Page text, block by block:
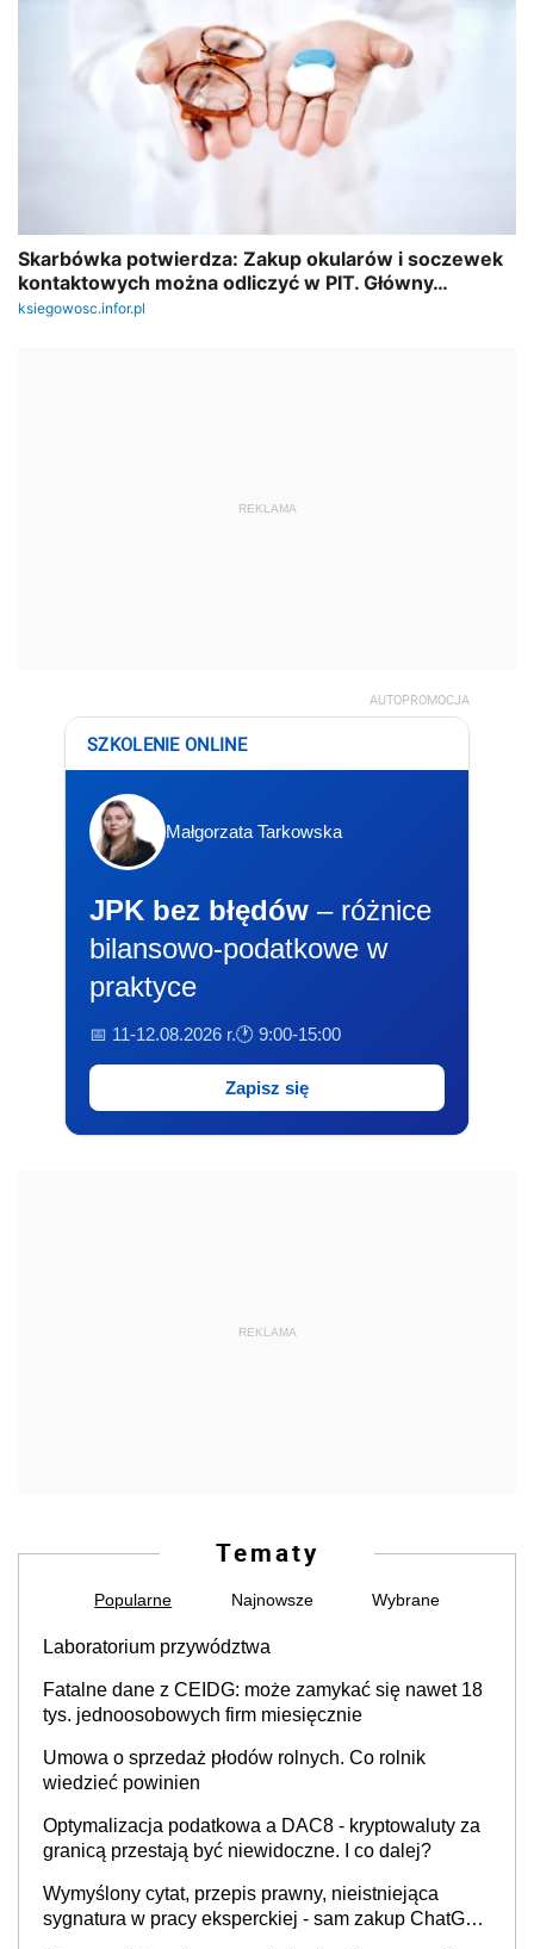
REKLAMA
AUTOPROMOCJA
SZKOLENIE ONLINE
Małgorzata Tarkowska
JPK bez błędów – różnice
bilansowo-podatkowe w
praktyce
📅 11-12.08.2026 r.🕐 9:00-15:00
Zapisz się
REKLAMA
Tematy
Popularne Najnowsze Wybrane
Laboratorium przywództwa
Fatalne dane z CEIDG: może zamykać się nawet 18
tys. jednoosobowych firm miesięcznie
Umowa o sprzedaż płodów rolnych. Co rolnik
wiedzieć powinien
Optymalizacja podatkowa a DAC8 - kryptowaluty za
granicą przestają być niewidoczne. I co dalej?
Wymyślony cytat, przepis prawny, nieistniejąca
sygnatura w pracy eksperckiej - sam zakup ChatGPT